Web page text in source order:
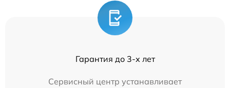
Гарантия до 3-х лет
Сервисный центр устанавливает